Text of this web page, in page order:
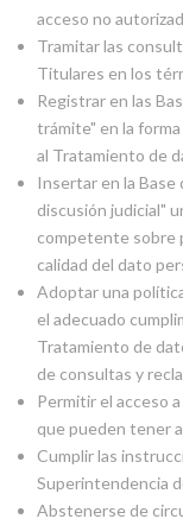
acceso no
Tramitar las
Titulares en los
Registrar en las
trámite" en la
al Tratamiento de
Insertar en la Base
discusión judicial"
competente sobre
calidad del dato
Adoptar una
el adecuado
Tratamiento de
de consultas y
Permitir el acceso
que pueden tener
Cumplir las
Superintendencia
Abstenerse de